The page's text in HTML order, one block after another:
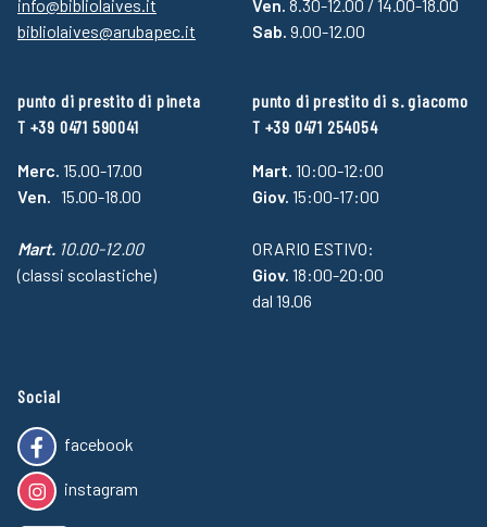
info@bibliolaives.it
bibliolaives@arubapec.it
Ven. 8.30-12.00 / 14.00-18.00
Sab. 9.00-12.00
punto di prestito di pineta
T +39 0471 590041
Merc. 15.00-17.00
Ven.
15.00-18.00
Mart. 10.00-12.00
(classi scolastiche)
punto di prestito di s. giacomo
T +39 0471 254054
Mart. 10:00-12:00
Giov. 15:00-17:00
ORARIO ESTIVO:
Giov. 18:00-20:00
dal 19.06
Social
facebook
instagram